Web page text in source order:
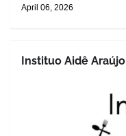
April 06, 2026
Instituo Aidê Araújo